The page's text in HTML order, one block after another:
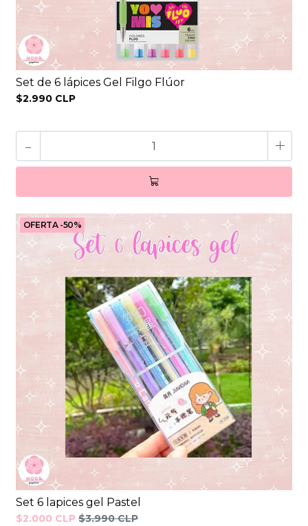
Set de 6 lápices Gel Filgo Flúor
$2.990 CLP
- +
OFERTA -50%
Set 6 lapices gel Pastel
$2.000 CLP $3.990 CLP